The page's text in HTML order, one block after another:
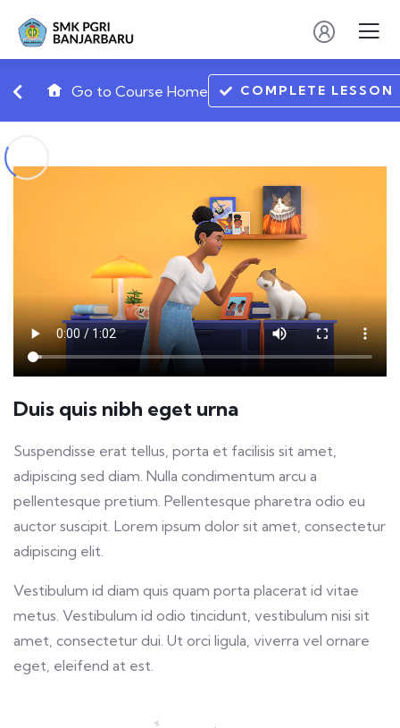
Go to Course Home COMPLETE LESSON
Duis quis nibh eget urna
Suspendisse erat tellus, porta et facilisis sit amet,
adipiscing sed diam. Nulla condimentum arcu a
pellentesque pretium. Pellentesque pharetra odio eu
auctor suscipit. Lorem ipsum dolor sit amet, consectetur
adipiscing elit.
Vestibulum id diam quis quam porta placerat id vitae
metus. Vestibulum id odio tincidunt, vestibulum nisi sit
amet, consectetur dui. Ut orci ligula, viverra vel ornare
eget, eleifend at est.